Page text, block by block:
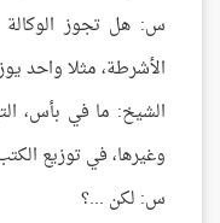
س: هل تجوز الوكالة
الأشرطة، مثلا واحد
الشيخ: ما في بأس،
وغيرها، في توزيع
س: لكن ...؟